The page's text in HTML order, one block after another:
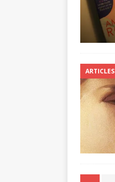
ARTICLES